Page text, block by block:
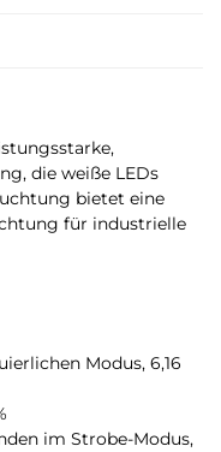
die weiße LEDs
bietet eine
für industrielle
Modus, 6,16
im Strobe-Modus,